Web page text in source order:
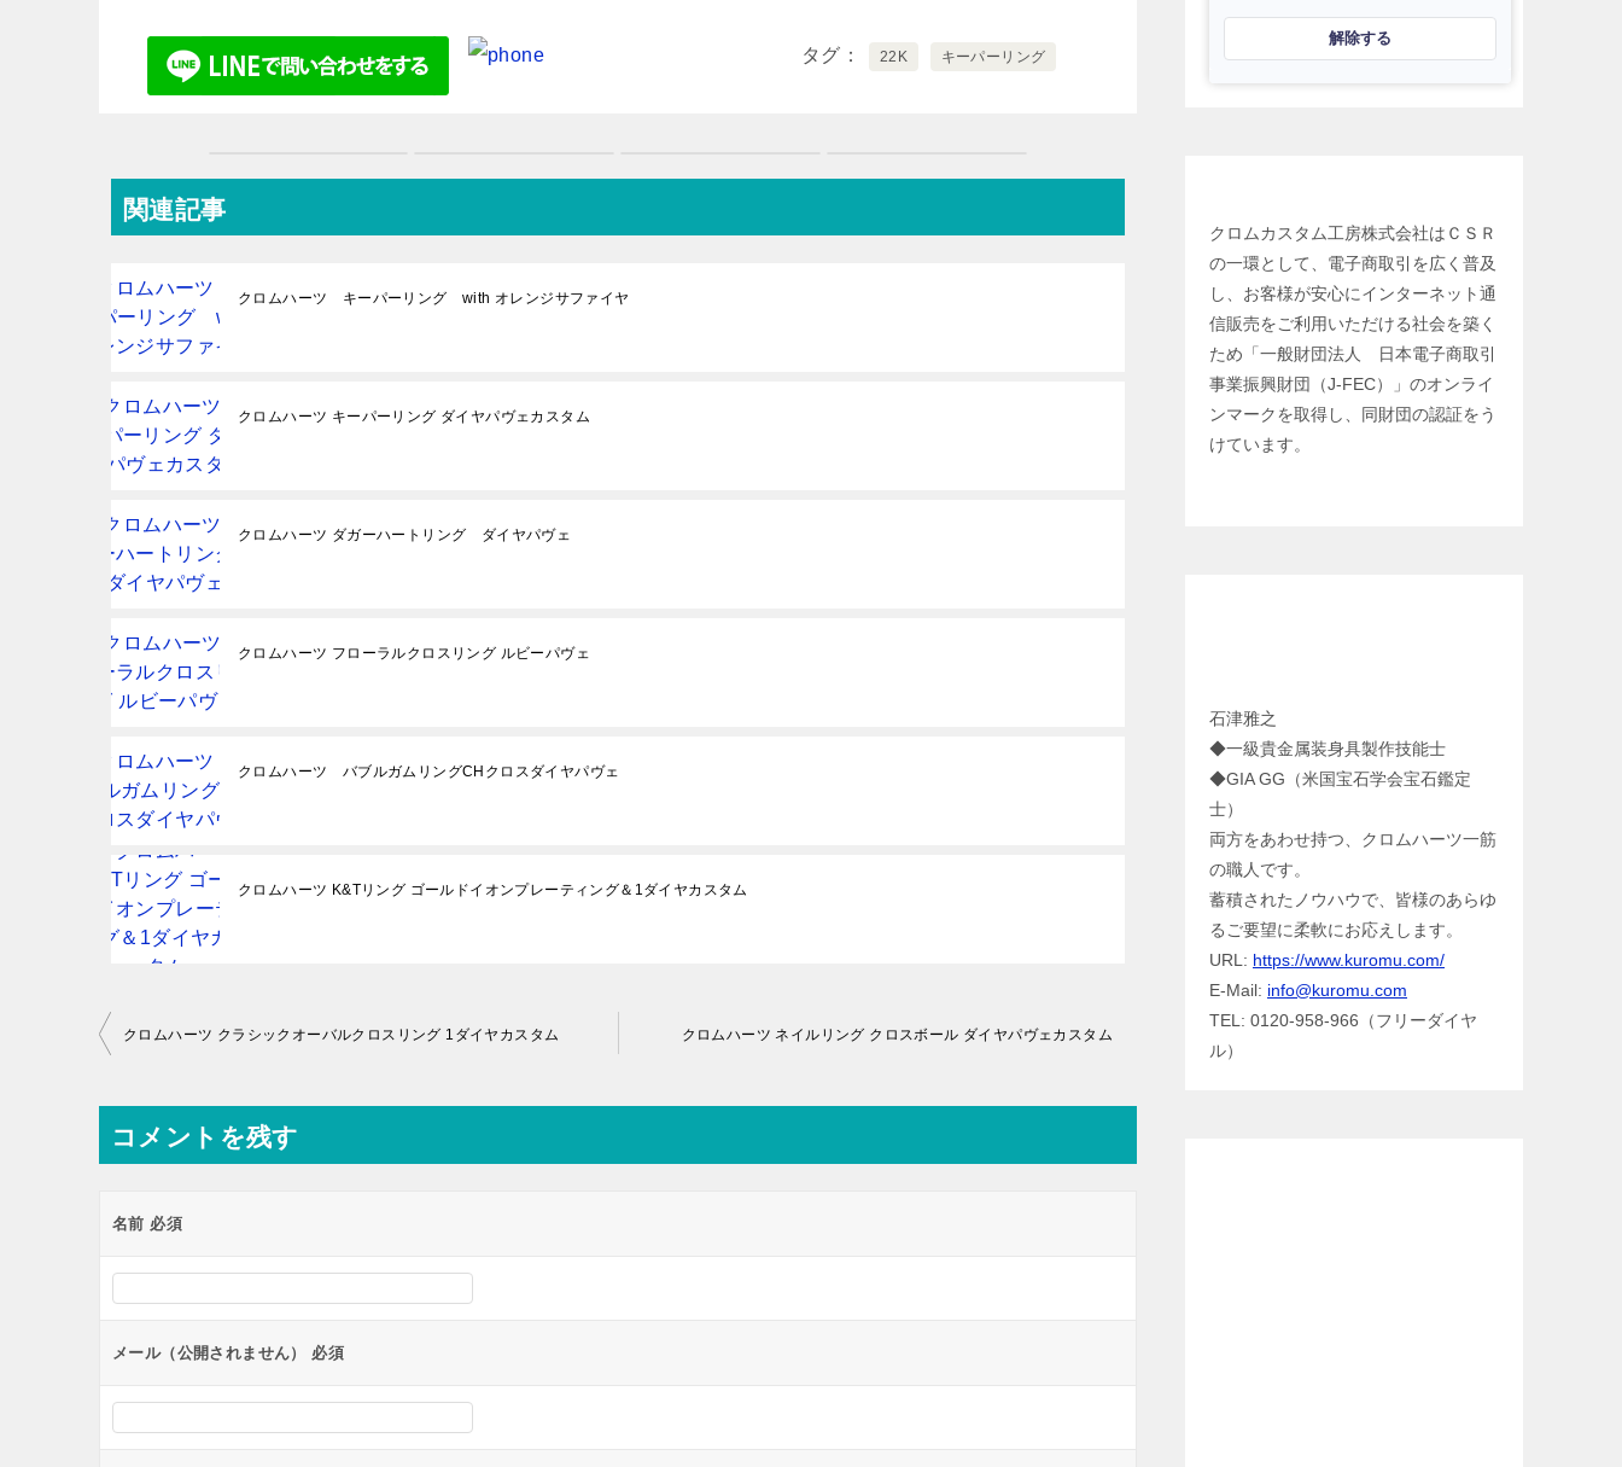
タグ 22K キーパーリング
関連記事
クロムハーツ キーパーリング with オレンジサファイヤ
クロムハーツ キーパーリング ダイヤパヴェカスタム
クロムハーツ ダガーハートリング ダイヤパヴェ
クロムハーツ フローラルクロスリング ルビーパヴェ
クロムハーツ バブルガムリングCHクロスダイヤパヴェ
クロムハーツ K&Tリング ゴールドイオンプレーティング＆1ダイヤカスタム
投
ナ
ビ
ー
ョ
ン
クロムハーツ クラシックオーバルクロスリング 1ダイヤカスタム クロムハーツ ネイルリング クロスボール ダイヤパヴェカスタム
コメントを残す
名前 必須
メール（公開されません） 必須
解除する
クロムカスタム工房株式会社はＣＳＲ
の一環として、電子商取引を広く普及
し、お客様が安心にインターネット通
信販売をご利用いただける社会を築く
ため「一般財団法人 日本電子商取引
事業振興財団（J-FEC）」のオンライ
ンマークを取得し、同財団の認証をう
けています。
石津雅之
◆一級貴金属装身具製作技能士
◆GIA GG（米国宝石学会宝石鑑定
士）
両方をあわせ持つ、クロムハーツ一筋
の職人です。
蓄積されたノウハウで、皆様のあらゆ
るご要望に柔軟にお応えします。
URL: https://www.kuromu.com/
E-Mail: info@kuromu.com
TEL: 0120-958-966（フリーダイヤ
ル）